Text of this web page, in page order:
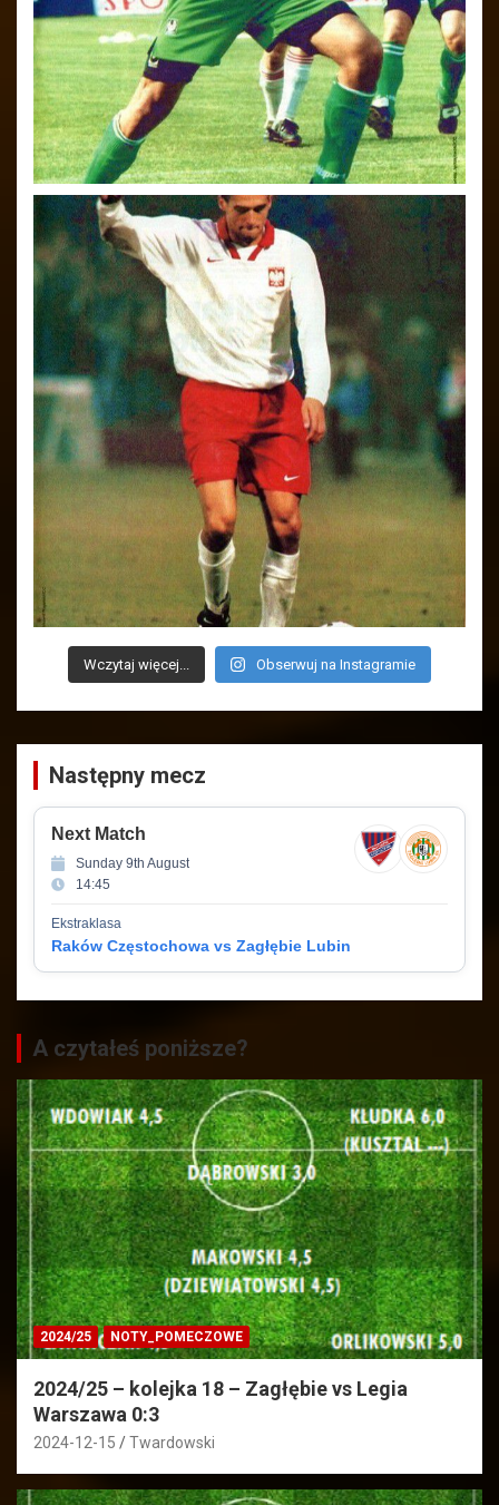
Wczytaj więcej... Obserwuj na Instagramie
Następny mecz
Next Match
Sunday 9th August
14:45
Ekstraklasa
Raków Częstochowa vs Zagłębie Lubin
A czytałeś poniższe?
2024/25 NOTY_POMECZOWE
2024/25 – kolejka 18 – Zagłębie vs Legia
Warszawa 0:3
2024-12-15 Twardowski